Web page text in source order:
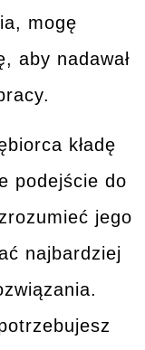
mogę
aby nadawał
kładę
podejście do
jego
najbardziej
.